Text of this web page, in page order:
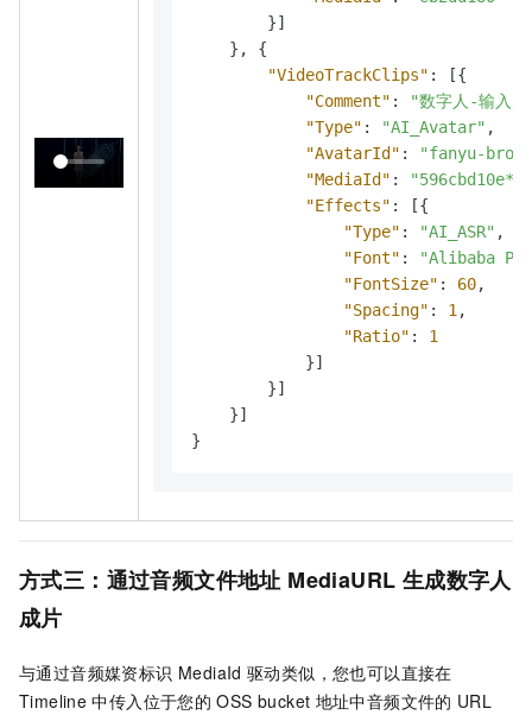
}]
} ,
{
"VideoTrackClips" : [{
"Comment" :
"数字人-输入
"Type" : "AI_Avatar" ,
"AvatarId" :
"fanyu-
"MediaId" :
"Effects" : [{
"Type" : "AI_ASR" ,
"Font" :
"Alibaba
"FontSize" : 60,
"Spacing" : 1 ,
"Ratio" :
1
}]
}]
}]
}
方式三：通过音频文件地址 MediaURL 生成数字人
成片
与通过音频媒资标识 MediaId 驱动类似，您也可以直接在
Timeline 中传入位于您的 OSS bucket 地址中音频文件的 URL